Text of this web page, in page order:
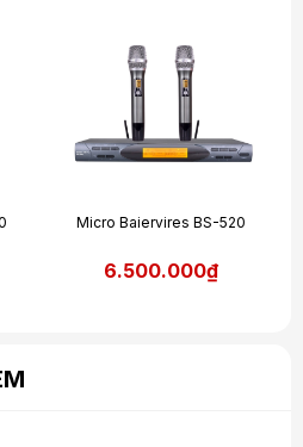
Micro Baiervires BS-520
6.500.000₫